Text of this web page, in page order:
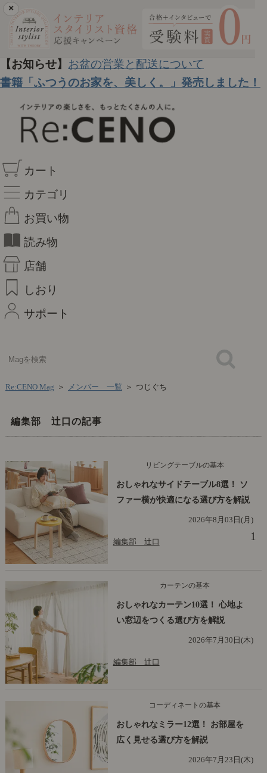
×
【お知らせ】 お盆の営業と配送について
書籍「ふつうのお家を、美しく。」発売しました！
カート
カテゴリ
お買い物
読み物
店舗
しおり
サポート
Re:CENO Mag ＞ メンバー 一覧 ＞ つじぐち
編集部 辻口の記事
リビングテーブルの基本
おしゃれなサイドテーブル8選！ ソ
ファー横が快適になる選び方を解説
2026年8月03日(月)
編集部 辻口 1
カーテンの基本
おしゃれなカーテン10選！ 心地よ
い窓辺をつくる選び方を解説
2026年7月30日(木)
編集部 辻口
コーディネートの基本
おしゃれなミラー12選！ お部屋を
広く見せる選び方を解説
2026年7月23日(木)